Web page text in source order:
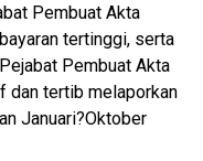
Pembuat Akta
tertinggi, serta
Pembuat Akta
dan tertib melaporkan
Januari?Oktober